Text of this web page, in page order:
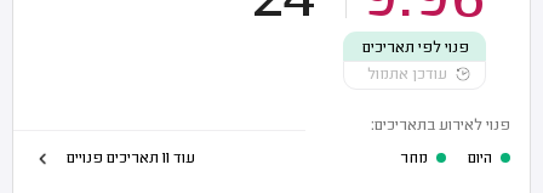
פנוי לפי תאריכים
עודכן אתמול
פנוי לאירוע בתאריכים:
היום
מחר עוד 11 תאריכים פנויים